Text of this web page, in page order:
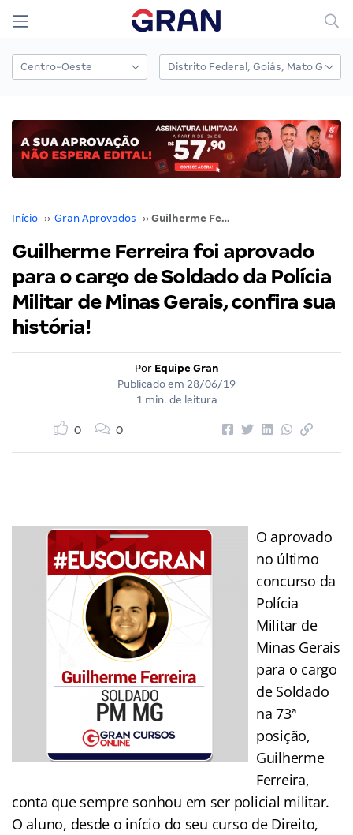
Início ›› Gran Aprovados ›› Guilherme Ferreira foi aprovado para o cargo de Soldado da Polícia Militar de Minas Gerais, confira sua história!
Guilherme Ferreira foi aprovado
para o cargo de Soldado da Polícia
Militar de Minas Gerais, confira sua
história!
Por Equipe Gran
Publicado em 28/06/19
1 min. de leitura
0 0
O aprovado
no último
concurso da
Polícia
Militar de
Minas Gerais
para o cargo
de Soldado
na 73ª
posição,
Guilherme
Ferreira,
conta que sempre sonhou em ser policial militar.
O aluno, desde o início do seu curso de Direito,